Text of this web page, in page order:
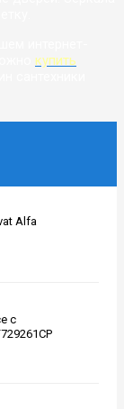
Alfa
с
купить